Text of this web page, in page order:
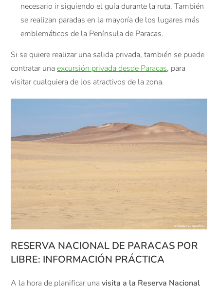
necesario ir siguiendo el guía durante la ruta. También
se realizan paradas en la mayoría de los lugares más
emblemáticos de la Península de Paracas.
Si se quiere realizar una salida privada, también se puede
contratar unaexcursión privada desde Paracas, para
visitar cualquiera de los atractivos de la zona.
RESERVA NACIONAL DE PARACAS POR
LIBRE: INFORMACIÓN PRÁCTICA
A la hora de planificar unavisita a la Reserva Nacional